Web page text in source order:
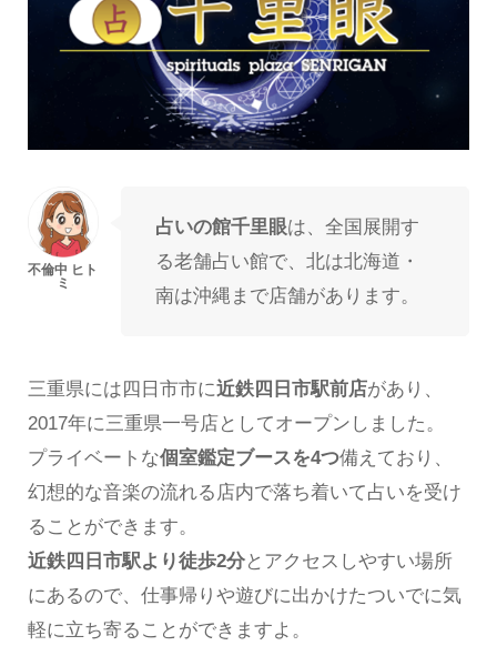
占いの館千里眼は、全国展開す
る老舗占い館で、北は北海道・
南は沖縄まで店舗があります。
三重県には四日市市に近鉄四日市駅前店があり、
2017年に三重県一号店としてオープンしました。
プライベートな個室鑑定ブースを4つ備えており、
幻想的な音楽の流れる店内で落ち着いて占いを受け
ることができます。
近鉄四日市駅より徒歩2分とアクセスしやすい場所
にあるので、仕事帰りや遊びに出かけたついでに気
軽に立ち寄ることができますよ。